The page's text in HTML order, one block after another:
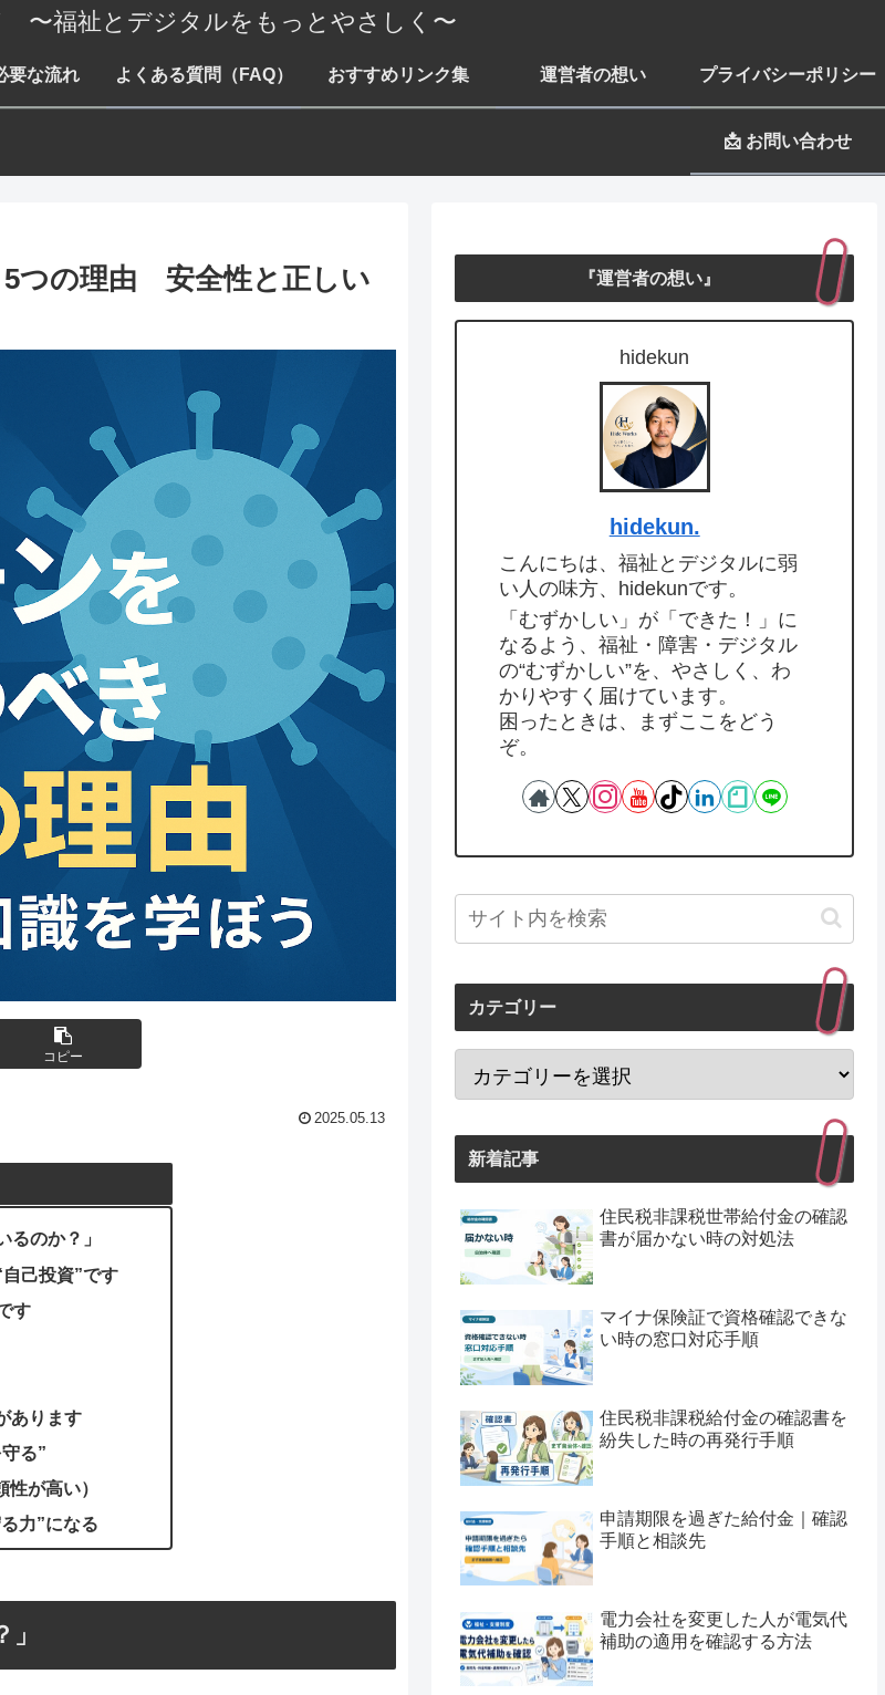
〜福祉とデジタルをもっとやさしく〜
要な流れ よくある質問（FAQ） おすすめリンク集 運営者の想い プライバシーポリシー
📩 お問い合わせ
5つの理由 安全性と正しい
コピー
2025.05.13
るのか？」
己投資”です
す
あります
る”
が高い）
力”になる
『運営者の想い』
hidekun
hidekun.
こんにちは、福祉とデジタルに弱
い人の味方、hidekunです。
「むずかしい」が「できた！」に
なるよう、福祉・障害・デジタル
の“むずかしい”を、やさしく、わ
かりやすく届けています。
困ったときは、まずここをどう
ぞ。
カテゴリー
新着記事
住民税非課税世帯給付金の確認
書が届かない時の対処法
マイナ保険証で資格確認できな
い時の窓口対応手順
住民税非課税給付金の確認書を
紛失した時の再発行手順
申請期限を過ぎた給付金｜確認
手順と相談先
電力会社を変更した人が電気代
補助の適用を確認する方法